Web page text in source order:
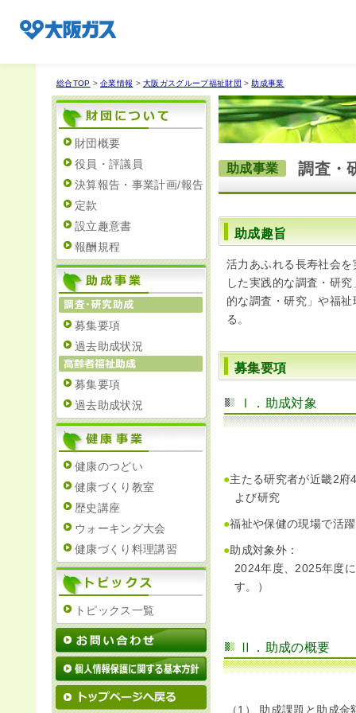
業務
企業情報TOP
企業/グループについて
社会貢献
技術開発
サステナビリティ
IR情報
採用情報
プレスリリース
総合TOP > 企業情報 > 大阪ガスグループ福祉財団 > 助成事業
財団概要
役員・評議員
決算報告・事業計画/報告
定款
設立趣意書
報酬規程
募集要項
過去助成状況
募集要項
過去助成状況
健康のつどい
健康づくり教室
歴史講座
ウォーキング大会
健康づくり料理講習
トピックス一覧
助成事業 調査・
助成趣旨
活力あふれる長寿社会
した実践的な調査・研
的な調査・研究」や福
る。
募集要項
Ⅰ．助成対象
●主たる研究者が近畿2府
よび研究
●福祉や保健の現場で活
●助成対象外：
2024年度、2025年度
す。）
Ⅱ．助成の概要
（1） 助成課題と助成金